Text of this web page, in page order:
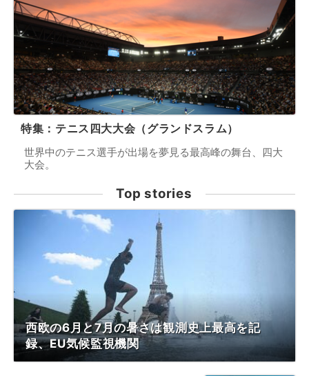
特集：テニス四大大会（グランドスラム）
世界中のテニス選手が出場を夢見る最高峰の舞台、四大
大会。
Top stories
西欧の6月と7月の暑さは観測史上最高を記
録、EU気候監視機関